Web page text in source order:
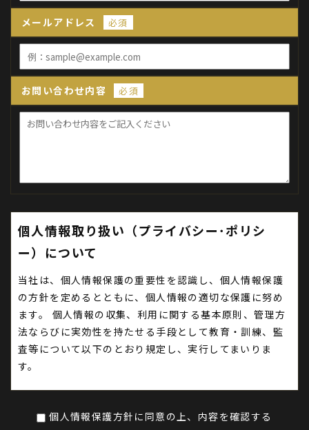
メールアドレス 必須
お問い合わせ内容 必須
個人情報取り扱い（プライバシー･ポリシ
ー）について
当社は、個人情報保護の重要性を認識し、個人情報保護
の方針を定めるとともに、個人情報の適切な保護に努め
ます。 個人情報の収集、利用に関する基本原則、管理方
法ならびに実効性を持たせる手段として教育・訓練、監
査等について以下のとおり規定し、実行してまいりま
す。
個人情報保護方針に同意の上、内容を確認する